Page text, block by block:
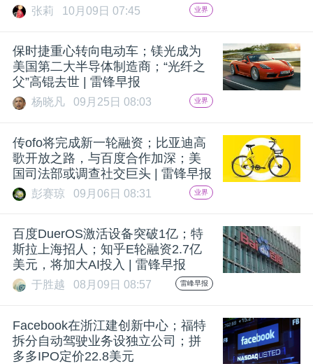
张莉 10月09日 07:45 业界
保时捷重心转向电动车；镁光成为
美国第二大半导体制造商；“光纤之
父”高锟去世 | 雷锋早报
杨晓凡 09月25日 08:03 业界
传ofo将完成新一轮融资；比亚迪高
歌开放之路，与百度合作加深；美
国司法部或调查社交巨头 | 雷锋早报
彭赛琼 09月06日 08:31 业界
百度DuerOS激活设备突破1亿；特
斯拉上海招人；知乎E轮融资2.7亿
美元，将加大AI投入 | 雷锋早报
于胜越 08月09日 08:57 雷峰早报
Facebook在浙江建创新中心；福特
拆分自动驾驶业务设独立公司；拼
多多IPO定价22.8美元